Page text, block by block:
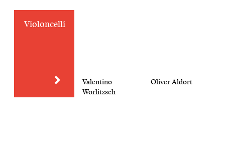
Violoncelli
Valentino
Worlitzsch
Oliver Aldort